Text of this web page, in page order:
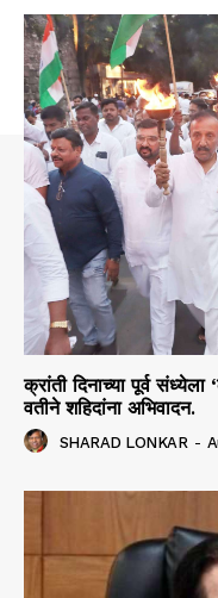
क्रांती दिनाच्या पूर्व
वतीने शहिदांना अभिवादन.
SHARAD LONKAR -